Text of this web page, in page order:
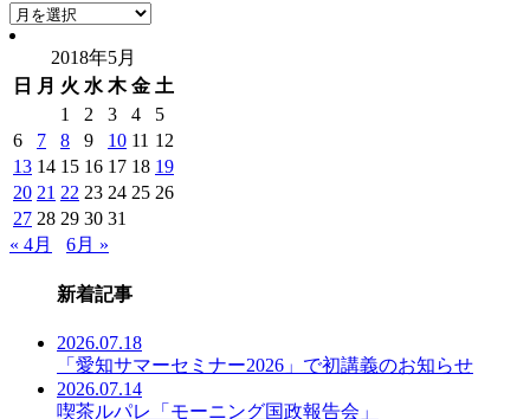
月
別
事
覧
2018年5月
日
月 火 水 木 金 土
1
2 3 4
5
6
7 8 9 10 11 12
13 14 15 16 17 18 19
20 21 22 23 24 25 26
27 28 29 30 31
« 4月
6月 »
新着記事
2026.07.18
「愛知サマーセミナー2026」で初講義のお知らせ
2026.07.14
喫茶ルパレ「モーニング国政報告会」